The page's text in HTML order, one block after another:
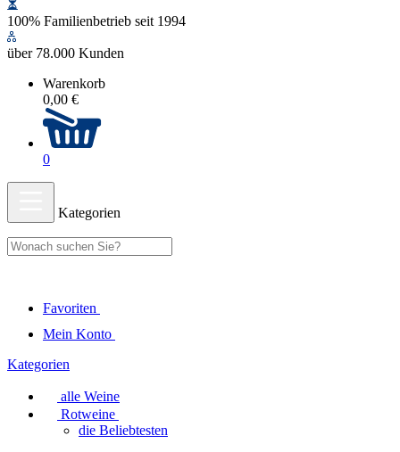
100% Familienbetrieb seit 1994
über 78.000 Kunden
Warenkorb
0,00 €
0
Kategorien
Favoriten
Mein Konto
Kategorien
alle Weine
Rotweine
die Beliebtesten